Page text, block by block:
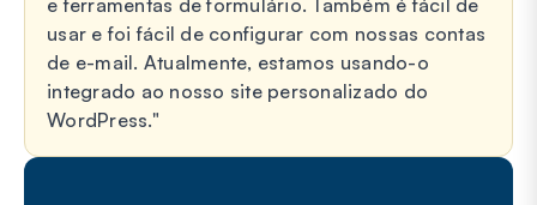
e ferramentas de formulário. Também é fácil de
usar e foi fácil de configurar com nossas contas
de e-mail. Atualmente, estamos usando-o
integrado ao nosso site personalizado do
WordPress.